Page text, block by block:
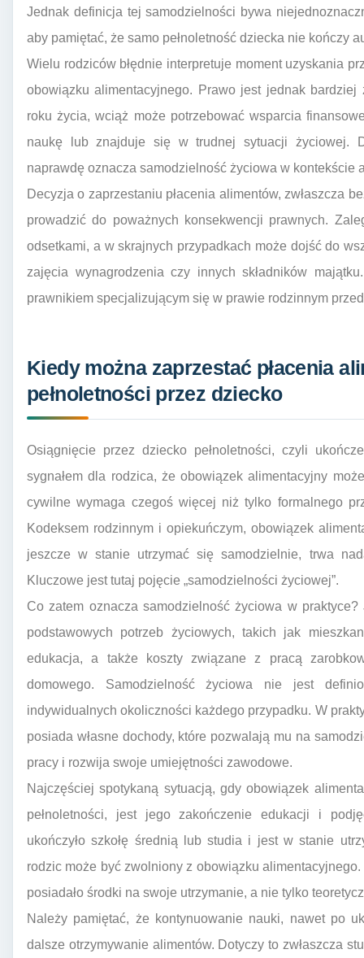
Jednak definicja tej samodzielności bywa
aby pamiętać, że samo pełnoletność dziecka nie kończy
Wielu rodziców błędnie interpretuje moment uzyskania
obowiązku alimentacyjnego. Prawo jest jednak
roku życia, wciąż może potrzebować wsparcia
naukę lub znajduje się w trudnej sytuacji życiowej.
naprawdę oznacza samodzielność życiowa w kontekście
Decyzja o zaprzestaniu płacenia alimentów, zwłaszcza
prowadzić do poważnych konsekwencji prawnych.
odsetkami, a w skrajnych przypadkach może dojść do
zajęcia wynagrodzenia czy innych składników
prawnikiem specjalizującym się w prawie rodzinnym
Kiedy można zaprzestać płacenia
pełnoletności przez dziecko
Osiągnięcie przez dziecko pełnoletności, czyli
sygnałem dla rodzica, że obowiązek alimentacyjny
cywilne wymaga czegoś więcej niż tylko formalnego
Kodeksem rodzinnym i opiekuńczym, obowiązek
jeszcze w stanie utrzymać się samodzielnie, trwa
Kluczowe jest tutaj pojęcie „samodzielności życiowej”.
Co zatem oznacza samodzielność życiowa w
podstawowych potrzeb życiowych, takich jak
edukacja, a także koszty związane z pracą
domowego. Samodzielność życiowa nie jest
indywidualnych okoliczności każdego przypadku. W
posiada własne dochody, które pozwalają mu na
pracy i rozwija swoje umiejętności zawodowe.
Najczęściej spotykaną sytuacją, gdy obowiązek
pełnoletności, jest jego zakończenie edukacji i
ukończyło szkołę średnią lub studia i jest w stanie
rodzic może być zwolniony z obowiązku
posiadało środki na swoje utrzymanie, a nie tylko
Należy pamiętać, że kontynuowanie nauki, nawet po
dalsze otrzymywanie alimentów. Dotyczy to zwłaszcza